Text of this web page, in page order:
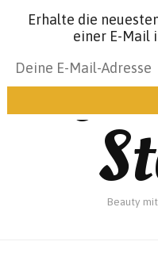
Beauty
Erhalte die
einer E-Mail